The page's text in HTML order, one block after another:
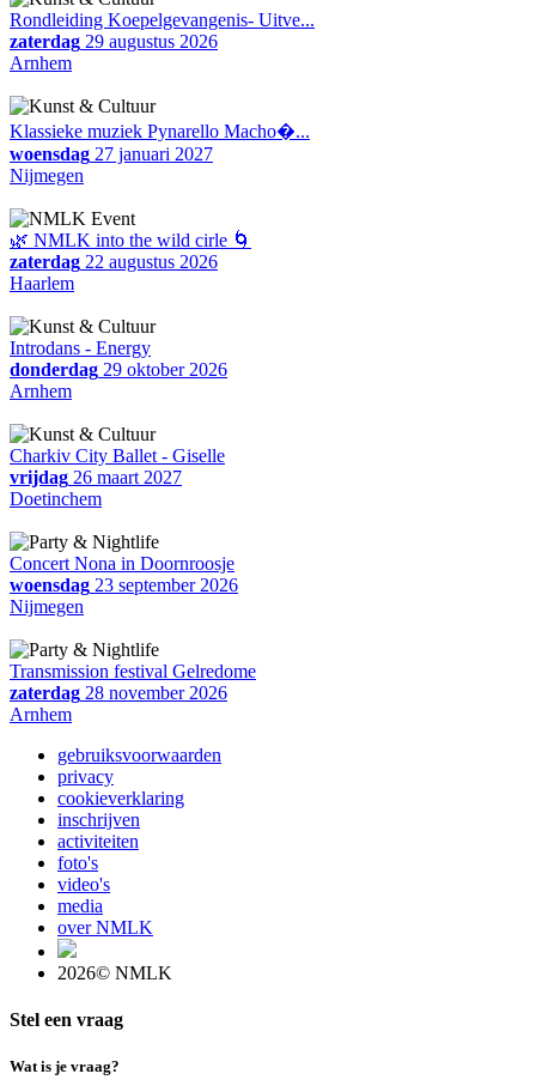
Rondleiding Koepelgevangenis- Uitve...
zaterdag 29 augustus 2026
Arnhem
Klassieke muziek Pynarello Macho�...
woensdag 27 januari 2027
Nijmegen
🌿 NMLK into the wild cirle 🌀
zaterdag 22 augustus 2026
Haarlem
Introdans - Energy
donderdag 29 oktober 2026
Arnhem
Charkiv City Ballet - Giselle
vrijdag 26 maart 2027
Doetinchem
Concert Nona in Doornroosje
woensdag 23 september 2026
Nijmegen
Transmission festival Gelredome
zaterdag 28 november 2026
Arnhem
gebruiksvoorwaarden
privacy
cookieverklaring
inschrijven
activiteiten
foto's
video's
media
over NMLK
2026© NMLK
Stel een vraag
Wat is je vraag?